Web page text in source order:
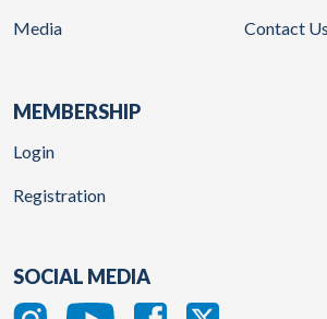
Media Contact Us
MEMBERSHIP
Login
Registration
SOCIAL MEDIA